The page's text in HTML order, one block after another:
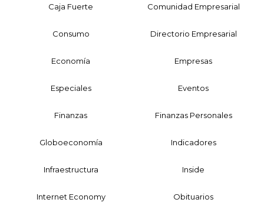
Caja Fuerte Comunidad Empresarial
Consumo Directorio Empresarial
Economía Empresas
Especiales Eventos
Finanzas Finanzas Personales
Globoeconomía Indicadores
Infraestructura Inside
Internet Economy Obituarios